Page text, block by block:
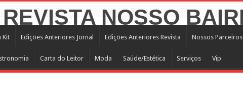
Kit Edições Anteriores Jornal Edições Anteriores Revista Nossos Parceiros
Carta do Leitor Moda Saúde/Estética Serviços Vip